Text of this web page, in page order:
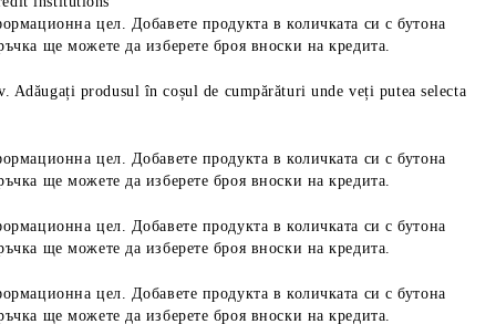
цел. Добавете продукта в количката си с бутона
ще можете да изберете броя вноски на кредита.
Adăugați produsul în coșul de cumpărături unde veți putea selecta
цел. Добавете продукта в количката си с бутона
ще можете да изберете броя вноски на кредита.
цел. Добавете продукта в количката си с бутона
ще можете да изберете броя вноски на кредита.
цел. Добавете продукта в количката си с бутона
ще можете да изберете броя вноски на кредита.